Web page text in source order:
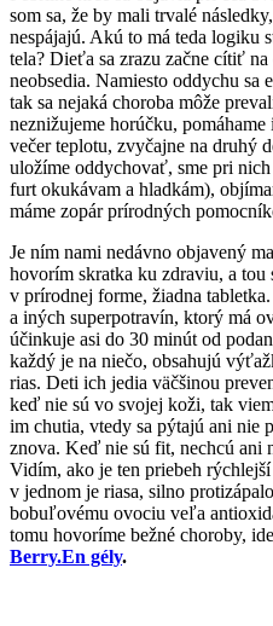
som sa, že by mali trvalé
nespájajú. Akú to má teda logiku
tela? Dieťa sa zrazu začne cítiť
neobsedia. Namiesto oddychu sa
tak sa nejaká choroba môže
neznižujeme horúčku,
večer teplotu, zvyčajne na druhý
uložíme oddychovať, sme pri
furt okukávam a hladkám),
máme zopár prírodných
Je ním nami nedávno objavený
hovorím skratka ku zdraviu, a tou
v prírodnej forme, žiadna
a iných superpotravín, ktorý má
účinkuje asi do 30 minút od
každý je na niečo, obsahujú
rias. Deti ich jedia väčšinou
keď nie sú vo svojej koži, tak
im chutia, vtedy sa pýtajú ani nie
znova. Keď nie sú fit, nechcú ani
Vidím, ako je ten priebeh
v jednom je riasa, silno
bobuľovému ovociu veľa
tomu hovoríme bežné choroby,
Berry.En gély.